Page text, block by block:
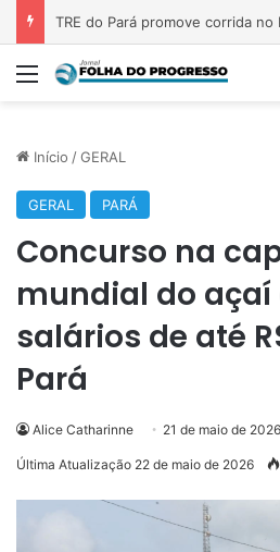
Menu
Início /GERAL
GERAL PARÁ
Concurso na
mundial do açaí
salários de até
Pará
Alice Catharinne 21 de maio de 2026
Última Atualização 22 de maio de 2026